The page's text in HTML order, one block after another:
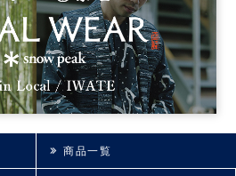
商品一覧